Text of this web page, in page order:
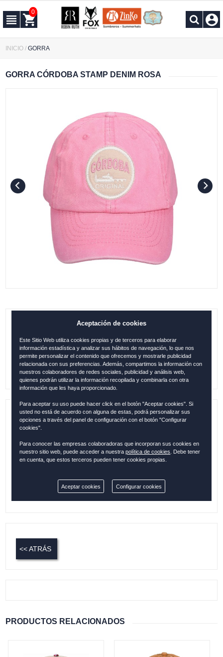
0
INICIO /GORRA
GORRA CÓRDOBA STAMP DENIM ROSA
GORRA CÓRDOBA STAMP DENIM ROSA
0.00€
Referencia: COR1246
Colección: CORDOBA
<< ATRÁS
PRODUCTOS RELACIONADOS
Aceptación de cookies
Este Sitio Web utiliza cookies propias y de terceros para elaborar
información estadística y analizar sus hábitos de navegación, lo que nos
permite personalizar el contenido que ofrecemos y mostrarle publicidad
relacionada con sus preferencias. Además, compartimos la información con
nuestros colaboradores de redes sociales, publicidad y análisis web,
quienes podrán utilizar la información recopilada y combinarla con otra
información que les haya proporcionado.
Para aceptar su uso puede hacer click en el botón "Aceptar cookies". Si
usted no está de acuerdo con alguna de estas, podrá personalizar sus
opciones a través del panel de configuración con el botón "Configurar
cookies".
Para conocer las empresas colaboradoras que incorporan sus cookies en
nuestro sitio web, puede acceder a nuestrapolítica de cookies
. Debe tener
en cuenta, que estos terceros pueden tener cookies propias.
Aceptar cookies Configurar cookies